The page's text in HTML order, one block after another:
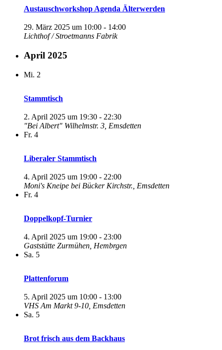
Austauschworkshop Agenda Älterwerden
29. März 2025 um 10:00 - 14:00
Lichthof / Stroetmanns Fabrik
April 2025
Mi. 2
Stammtisch
2. April 2025 um 19:30 - 22:30
"Bei Albert" Wilhelmstr. 3, Emsdetten
Fr. 4
Liberaler Stammtisch
4. April 2025 um 19:00 - 22:00
Moni's Kneipe bei Bücker Kirchstr., Emsdetten
Fr. 4
Doppelkopf-Turnier
4. April 2025 um 19:00 - 23:00
Gaststätte Zurmühen, Hembrgen
Sa. 5
Plattenforum
5. April 2025 um 10:00 - 13:00
VHS Am Markt 9-10, Emsdetten
Sa. 5
Brot frisch aus dem Backhaus